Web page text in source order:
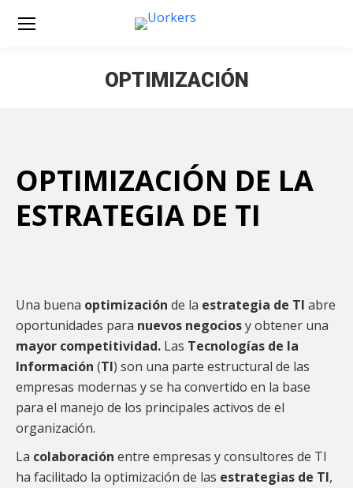
OPTIMIZACIÓN
OPTIMIZACIÓN DE LA
ESTRATEGIA DE TI
Una buena optimización de la estrategia de TI abre
oportunidades para nuevos negociosy obtener una
mayor competitividad. Las Tecnologías de la
Información (TI) son una parte estructural de las
empresas modernas y se ha convertido en la base
para el manejo de los principales activos de el
organización.
La colaboración entre empresas y consultores de TI
ha facilitado la optimización de las estrategias de TI,